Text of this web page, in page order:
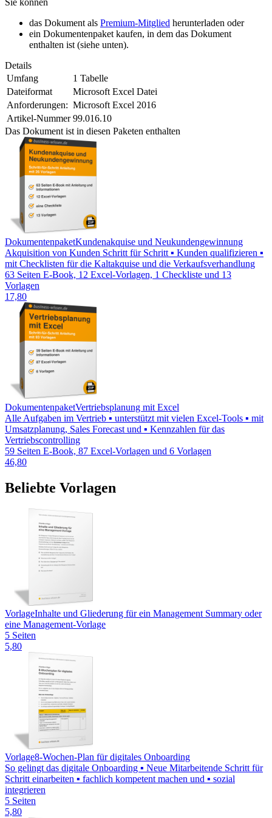
Sie können
das Dokument als Premium-Mitglied herunterladen oder
ein Dokumentenpaket kaufen, in dem das Dokument
enthalten ist (siehe unten).
Details
Umfang
1 Tabelle
Dateiformat
Microsoft Excel Datei
Anforderungen: Microsoft Excel 2016
Artikel-Nummer 99.016.10
Das Dokument ist in diesen Paketen enthalten
DokumentenpaketKundenakquise und Neukundengewinnung
Akquisition von Kunden Schritt für Schritt ▪ Kunden qualifizieren ▪
mit Checklisten für die Kaltakquise und die Verkaufsverhandlung
63 Seiten E-Book, 12 Excel-Vorlagen, 1 Checkliste und 13
Vorlagen
17,80
DokumentenpaketVertriebsplanung mit Excel
Alle Aufgaben im Vertrieb ▪ unterstützt mit vielen Excel-Tools ▪ mit
Umsatzplanung, Sales Forecast und ▪ Kennzahlen für das
Vertriebscontrolling
59 Seiten E-Book, 87 Excel-Vorlagen und 6 Vorlagen
46,80
Beliebte Vorlagen
VorlageInhalte und Gliederung für ein Management Summary oder
eine Management-Vorlage
5 Seiten
5,80
Vorlage8-Wochen-Plan für digitales Onboarding
So gelingt das digitale Onboarding ▪ Neue Mitarbeitende Schritt für
Schritt einarbeiten ▪ fachlich kompetent machen und ▪ sozial
integrieren
5 Seiten
5,80